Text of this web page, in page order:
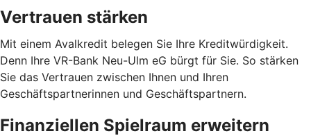
Vertrauen stärken
Mit einem Avalkredit belegen Sie Ihre Kreditwürdigkeit.
Denn Ihre VR-Bank Neu-Ulm eG bürgt für Sie. So stärken
Sie das Vertrauen zwischen Ihnen und Ihren
Geschäftspartnerinnen und Geschäftspartnern.
Finanziellen Spielraum erweitern